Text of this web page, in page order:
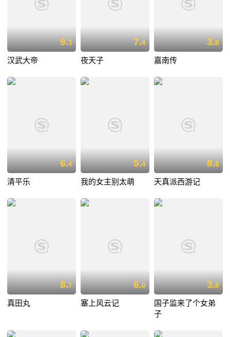
9.3
汉武大帝
7.4
夜天子
3.8
嘉南传
6.4
清平乐
5.4
我的女主别太萌
8.8
天真派西游记
8.7
真田丸
6.0
塞上风云记
3.8
国子监来了个女弟
子